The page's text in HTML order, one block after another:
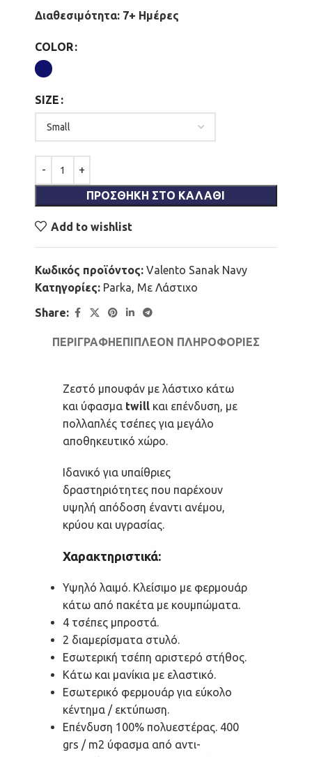
Διαθεσιμότητα: 7+ Ημέρες
COLOR
SIZE
ΠΡΟΣΘΉΚΗ ΣΤΟ ΚΑΛΆΘΙ
Add to wishlist
Κωδικός προϊόντος: Valento Sanak Navy
Κατηγορίες: Parka, Με Λάστιχο
Share:
ΠΕΡΙΓΡΑΦΉΕΠΙΠΛΈΟΝ ΠΛΗΡΟΦΟΡΊΕΣ
Ζεστό μπουφάν με λάστιχο κάτω
και ύφασμα twill και επένδυση, με
πολλαπλές τσέπες για μεγάλο
αποθηκευτικό χώρο.
Ιδανικό για υπαίθριες
δραστηριότητες που παρέχουν
υψηλή απόδοση έναντι ανέμου,
κρύου και υγρασίας.
Χαρακτηριστικά:
Υψηλό λαιμό. Κλείσιμο με φερμουάρ
κάτω από πακέτα με κουμπώματα.
4 τσέπες μπροστά.
2 διαμερίσματα στυλό.
Εσωτερική τσέπη αριστερό στήθος.
Κάτω και μανίκια με ελαστικό.
Εσωτερικό φερμουάρ για εύκολο
κέντημα / εκτύπωση.
Επένδυση 100% πολυεστέρας. 400
grs / m2 ύφασμα από αντι-